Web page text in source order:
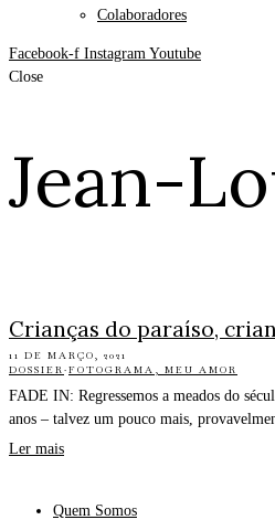
Colaboradores
Facebook-f Instagram Youtube
Close
Jean-
Crianças do paraíso,
11 DE MARÇO, 2021
DOSSIER·FOTOGRAMA, MEU AMOR
FADE IN: Regressemos a meados do
anos – talvez um pouco mais,
Ler mais
Quem Somos